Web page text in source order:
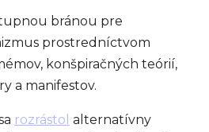
bránou pre
prostredníctvom
konšpiračných teórií,
a manifestov.
rozrástol alternatívny